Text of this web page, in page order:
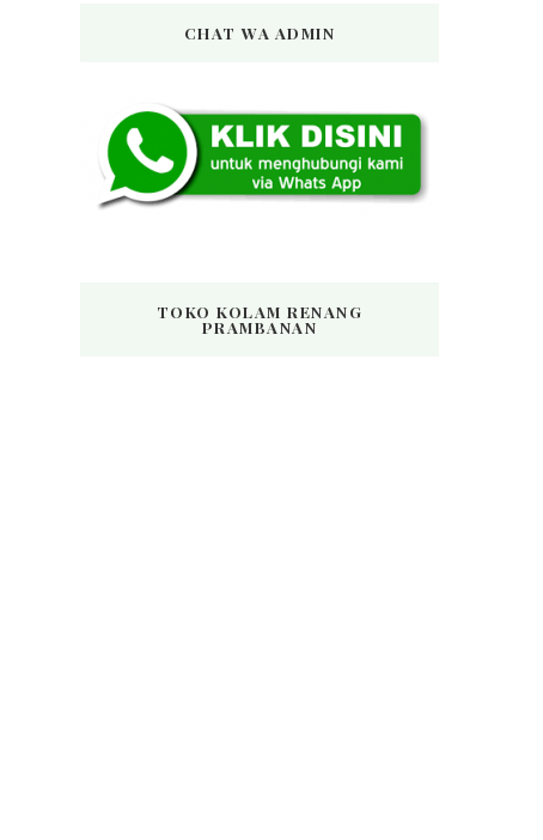
CHAT WA ADMIN
TOKO KOLAM RENANG
PRAMBANAN